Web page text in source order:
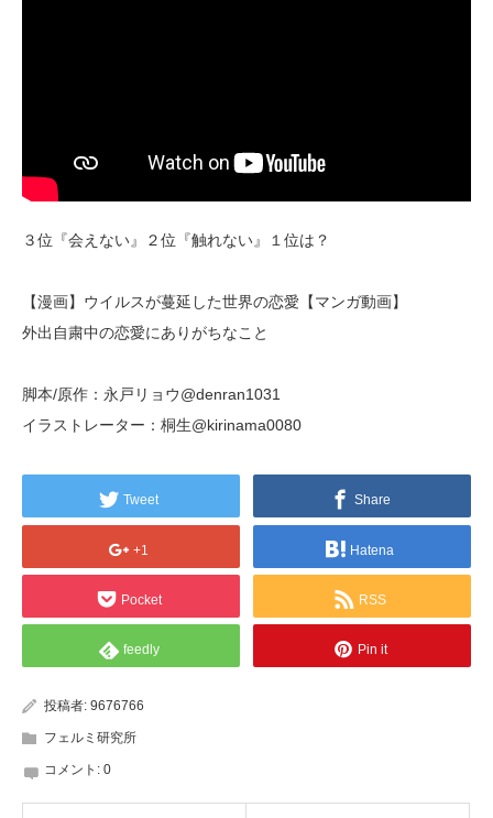
３位『会えない』２位『触れない』１位は？
【漫画】ウイルスが蔓延した世界の恋愛【マンガ動画】
外出自粛中の恋愛にありがちなこと
脚本/原作：永戸リョウ@denran1031
イラストレーター：桐生@kirinama0080
Tweet Share
+1 Hatena
Pocket RSS
feedly Pin it
投稿者: 9676766
フェルミ研究所
コメント: 0